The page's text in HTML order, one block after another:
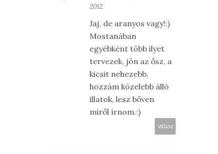
2012
Jaj, de aranyos vagy!:)
Mostanában
egyébként több ilyet
tervezek, jön az ősz, a
kicsit nehezebb,
hozzám közelebb álló
illatok, lesz bőven
miről írnom.:)
Válasz